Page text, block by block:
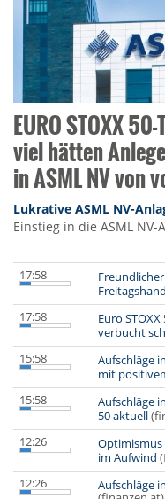
EURO STOXX
viel hätten
in ASML NV von
Lukrative ASML NV-
Einstieg in die ASML
17:58
17:58
Euro
verbucht
15:58
Aufschläge
mit
15:58
Aufschläge
50 aktuell
12:26
Optimismus
im Aufwind
12:26
Aufschläge